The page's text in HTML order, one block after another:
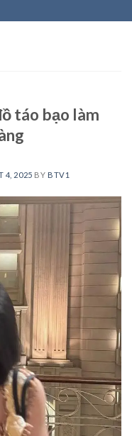
táo bạo làm
4, 2025 BY BTV1